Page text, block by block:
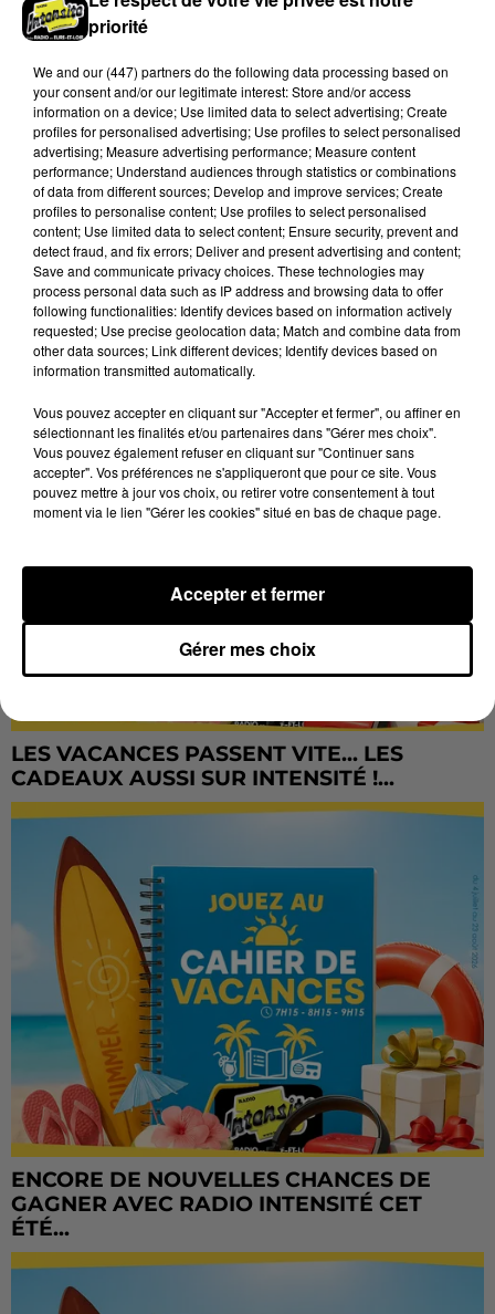
Stars'Terre 2026 : Philippe Palmieri dévoile
les ambitions d'un...
À quelques semaines de la première édition de
Stars'Terre, organisée du 18 au 20 septembre 2026 au
Château de Courtalain, Philippe Palmieri, président...
LES JEUX Voir plus
LES VACANCES PASSENT VITE... LES
CADEAUX AUSSI SUR INTENSITÉ !...
ENCORE DE NOUVELLES CHANCES DE
GAGNER AVEC RADIO INTENSITÉ CET
ÉTÉ...
priorité
We and our (447) partnersdo the following data processing based on
your consent and/or our legitimate interest: Store and/or access
information on a device; Use limited data to select advertising; Create
profiles for personalised advertising; Use profiles to select personalised
advertising; Measure advertising performance; Measure content
performance; Understand audiences through statistics or combinations
of data from different sources; Develop and improve services; Create
profiles to personalise content; Use profiles to select personalised
content; Use limited data to select content; Ensure security, prevent and
detect fraud, and fix errors; Deliver and present advertising and content;
Save and communicate privacy choices. These technologies may
process personal data such as IP address and browsing data to offer
following functionalities: Identify devices based on information actively
requested; Use precise geolocation data; Match and combine data from
other data sources; Link different devices; Identify devices based on
information transmitted automatically.
Vous pouvez accepter en cliquant sur "Accepter et fermer", ou affiner en
sélectionnant les finalités et/ou partenaires dans "Gérer mes choix".
Vous pouvez également refuser en cliquant sur "Continuer sans
accepter". Vos préférences ne s'appliqueront que pour ce site. Vous
pouvez mettre à jour vos choix, ou retirer votre consentement à tout
moment via le lien "Gérer les cookies" situé en bas de chaque page.
Gérer mes choix
Accepter et fermer